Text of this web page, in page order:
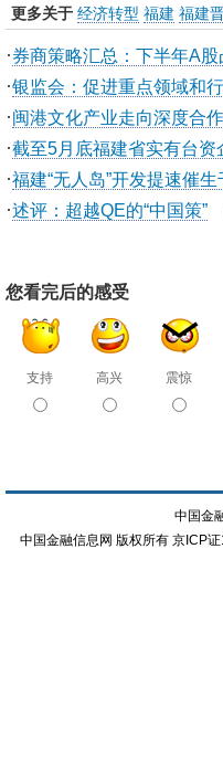
更多关于 经济转型 福建 福建
·券商策略汇总：下半年A
·银监会：促进重点领域和
·闽港文化产业走向深度合作
·截至5月底福建省实有台资
·福建“无人岛”开发提速催
·述评：超越QE的“中国策”
您看完后的感受
支持 高兴 震惊
中国金
中国金融信息网 版权所有 京ICP